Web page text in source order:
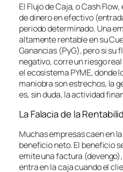
El Flujo de Caja, oCash Flow,
de dinero en efectivo
periodo determinado. Una
altamente rentable en su
Ganancias (PyG), pero si su
negativo, corre un riesgo
el ecosistema PYME, donde
maniobra son estrechos, la
es, sin duda, la actividad
La Falacia de la
Muchas empresas caen en
beneficio neto. El beneficio
emite una factura
entra en la caja cuando el